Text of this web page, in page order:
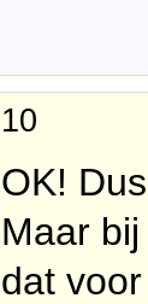
OK!
Maar
dat